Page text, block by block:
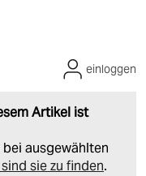
Artikel ist
ausgewählten
sie zu finden.
einloggen